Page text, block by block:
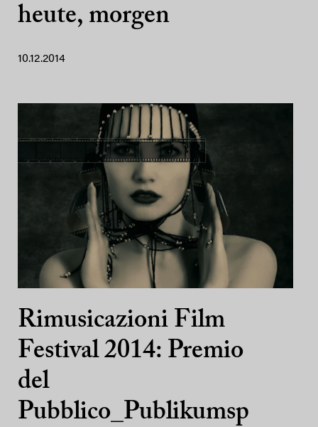
heute, morgen
10.12.2014
Rimusicazioni Film
Festival 2014: Premio
del
Pubblico_Publikumsp